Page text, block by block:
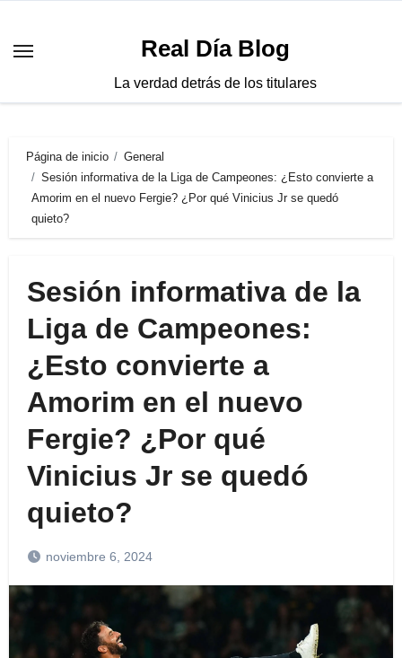
contenido
Real Día Blog
La verdad detrás de los titulares
Página de inicio
General
Sesión informativa de la Liga de Campeones: ¿Esto convierte a
Amorim en el nuevo Fergie? ¿Por qué Vinicius Jr se quedó
quieto?
Sesión informativa de la
Liga de Campeones:
¿Esto convierte a
Amorim en el nuevo
Fergie? ¿Por qué
Vinicius Jr se quedó
quieto?
noviembre 6, 2024